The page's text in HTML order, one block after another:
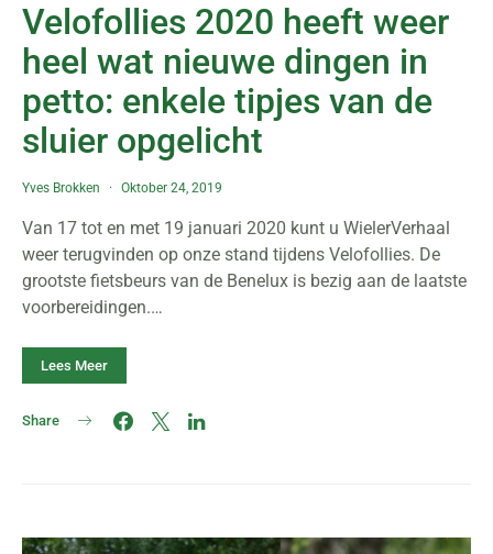
Velofollies 2020 heeft weer
heel wat nieuwe dingen in
petto: enkele tipjes van de
sluier opgelicht
Yves Brokken Oktober 24, 2019
Van 17 tot en met 19 januari 2020 kunt u WielerVerhaal
weer terugvinden op onze stand tijdens Velofollies. De
grootste fietsbeurs van de Benelux is bezig aan de laatste
voorbereidingen.…
Lees Meer
Share